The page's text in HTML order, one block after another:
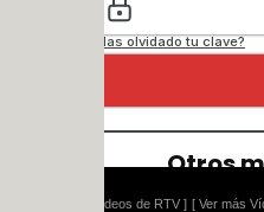
[ Ver más Vídeos didácticos ]